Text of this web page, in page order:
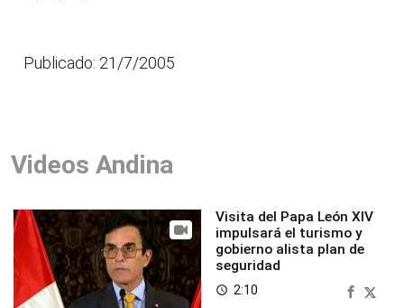
Publicado: 21/7/2005
Videos Andina
Visita del Papa León XIV
impulsará el turismo y
gobierno alista plan de
seguridad
access_time 2:10